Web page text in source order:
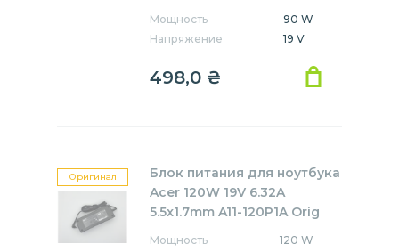
Мощность
90 W
Напряжение
19 V
498,0 ₴
Оригинал
Блок питания для ноутбука
Acer 120W 19V 6.32A
5.5x1.7mm A11-120P1A Orig
Мощность
120 W